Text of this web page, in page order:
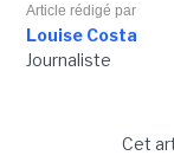
Article rédigé par
Louise Costa
Journaliste
Cet